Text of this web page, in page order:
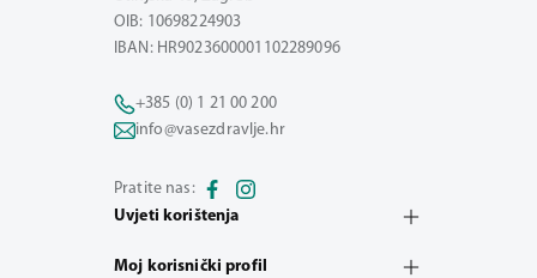
OIB: 10698224903
IBAN: HR9023600001102289096
+385 (0) 1 21 00 200
info@vasezdravlje.hr
Pratite nas:
Uvjeti korištenja
Moj korisnički profil